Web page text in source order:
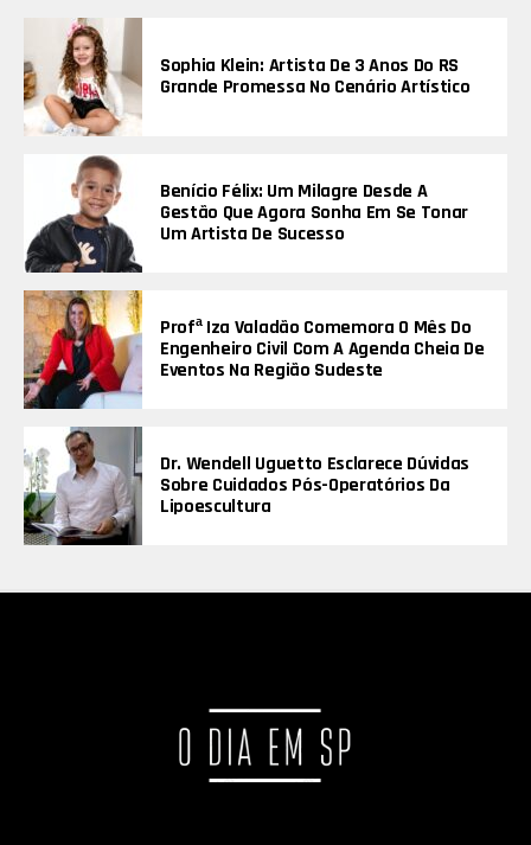
Sophia Klein: Artista De 3 Anos Do RS
Grande Promessa No Cenário Artístico
Benício Félix: Um Milagre Desde A
Gestão Que Agora Sonha Em Se Tonar
Um Artista De Sucesso
Profª Iza Valadão Comemora O Mês Do
Engenheiro Civil Com A Agenda Cheia De
Eventos Na Região Sudeste
Dr. Wendell Uguetto Esclarece Dúvidas
Sobre Cuidados Pós-Operatórios Da
Lipoescultura